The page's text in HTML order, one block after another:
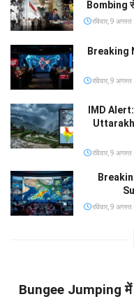
Bombing
रविवार, 9
Breaking
रविवार, 9
IMD
रविवार, 9
रविवार, 9
Bungee Jumping में